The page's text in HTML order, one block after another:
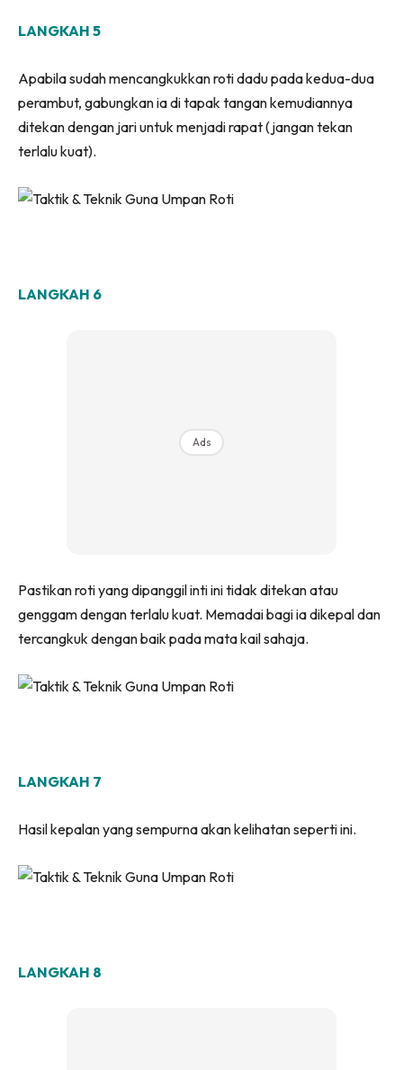
LANGKAH 5
Apabila sudah mencangkukkan roti dadu pada kedua-dua
perambut, gabungkan ia di tapak tangan kemudiannya
ditekan dengan jari untuk menjadi rapat (jangan tekan
terlalu kuat).
LANGKAH 6
Ads
Pastikan roti yang dipanggil inti ini tidak ditekan atau
genggam dengan terlalu kuat. Memadai bagi ia dikepal dan
tercangkuk dengan baik pada mata kail sahaja.
LANGKAH 7
Hasil kepalan yang sempurna akan kelihatan seperti ini.
LANGKAH 8